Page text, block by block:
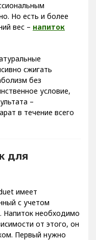
Но есть и более
вес – напиток
сжигать
без
условие,
–
в течение всего
для
имеет
с учетом
Напиток необходимо
от этого, он
Первый нужно